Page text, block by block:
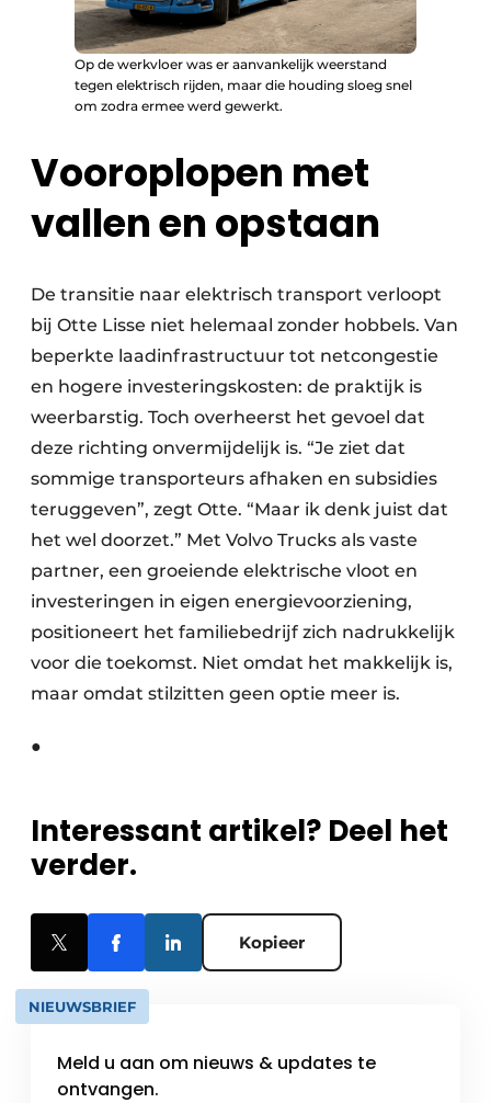
Op de werkvloer was er aanvankelijk weerstand
tegen elektrisch rijden, maar die houding sloeg snel
om zodra ermee werd gewerkt.
Vooroplopen met
vallen en opstaan
De transitie naar elektrisch transport verloopt
bij Otte Lisse niet helemaal zonder hobbels. Van
beperkte laadinfrastructuur tot netcongestie
en hogere investeringskosten: de praktijk is
weerbarstig. Toch overheerst het gevoel dat
deze richting onvermijdelijk is. “Je ziet dat
sommige transporteurs afhaken en subsidies
teruggeven”, zegt Otte. “Maar ik denk juist dat
het wel doorzet.” Met Volvo Trucks als vaste
partner, een groeiende elektrische vloot en
investeringen in eigen energievoorziening,
positioneert het familiebedrijf zich nadrukkelijk
voor die toekomst. Niet omdat het makkelijk is,
maar omdat stilzitten geen optie meer is.
●
Interessant artikel? Deel het
verder.
Kopieer
NIEUWSBRIEF
Meld u aan om nieuws & updates te
ontvangen.